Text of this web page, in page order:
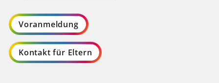
Voranmeldung
Kontakt für Eltern